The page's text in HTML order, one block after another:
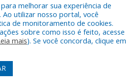
a Prefeitura Municipal de
Mocajuba.
Área Administrativa
melhorar sua experiência de
utilizar nosso portal, você
de monitoramento de cookies.
sobre como isso é feito, acesse
mais). Se você concorda, clique em